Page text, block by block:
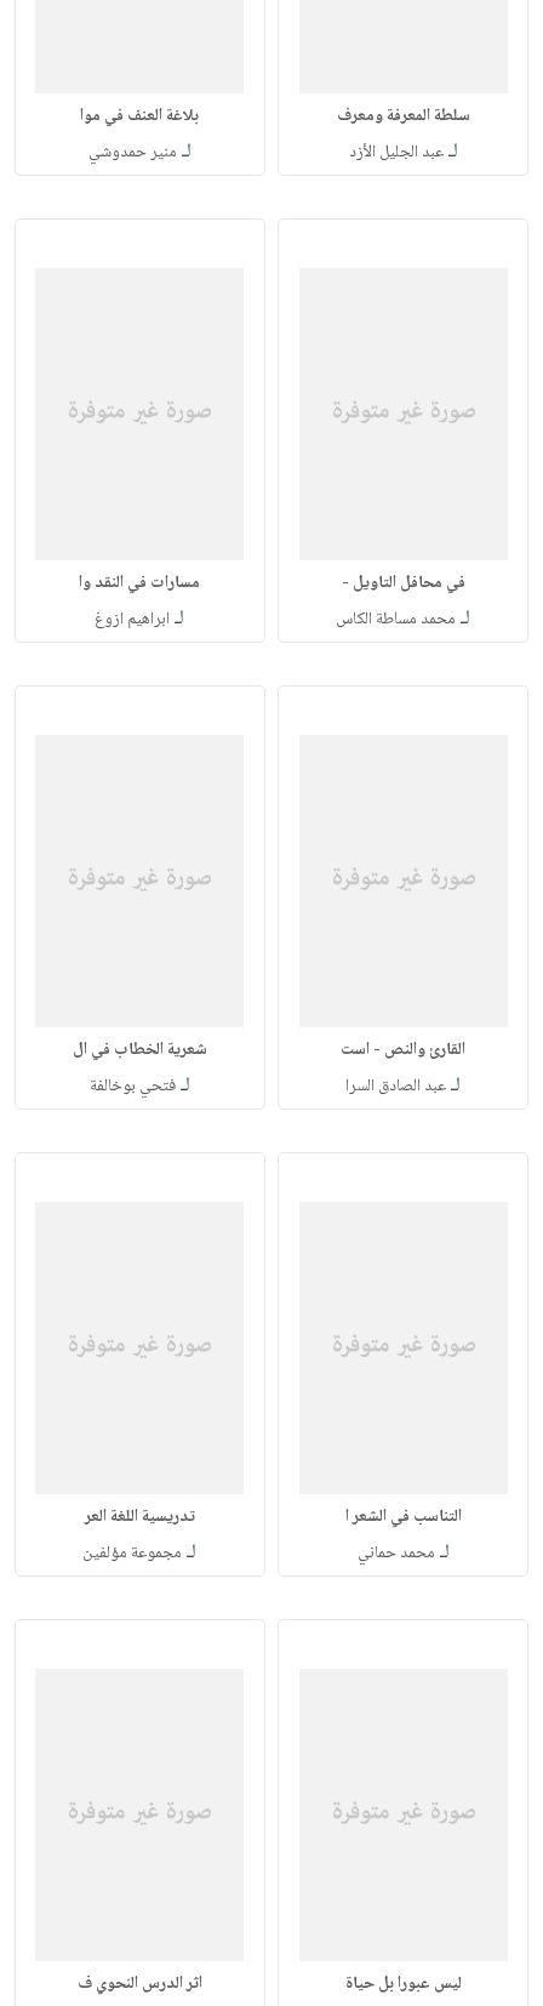
سلطة المعرفة ومعرف
لـعبد الجليل الأزد
بلاغة العنف في موا
لـ منير حمدوشي
في محافل التاويل -
لـ محمد مساطة الكاس
مسارات في النقد وا
لـ ابراهيم ازوغ
القارئ والنص - است
لـعبد الصادق السرا
شعرية الخطاب في ال
لـفتحي بوخالفة
التناسب في الشعر ا
لـ محمد حماني
تدريسية اللغة العر
لـ مجموعة مؤلفين
ليس عبورا بل حياة اثر الدرس النحوي ف